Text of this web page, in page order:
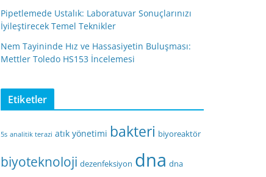
Pipetlemede Ustalık: Laboratuvar Sonuçlarınızı
İyileştirecek Temel Teknikler
Nem Tayininde Hız ve Hassasiyetin Buluşması:
Mettler Toledo HS153 İncelemesi
Etiketler
5s analitik terazi atık yönetimi bakteri biyoreaktör
biyoteknoloji dezenfeksiyon dna dna